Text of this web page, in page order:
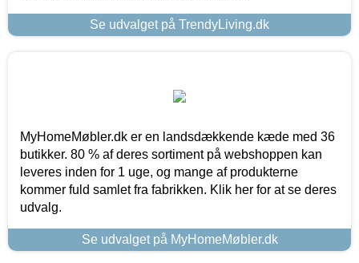
Se udvalget på TrendyLiving.dk
MyHomeMøbler.dk er en landsdækkende kæde med 36
butikker. 80 % af deres sortiment på webshoppen kan
leveres inden for 1 uge, og mange af produkterne
kommer fuld samlet fra fabrikken. Klik her for at se deres
udvalg.
Se udvalget på MyHomeMøbler.dk